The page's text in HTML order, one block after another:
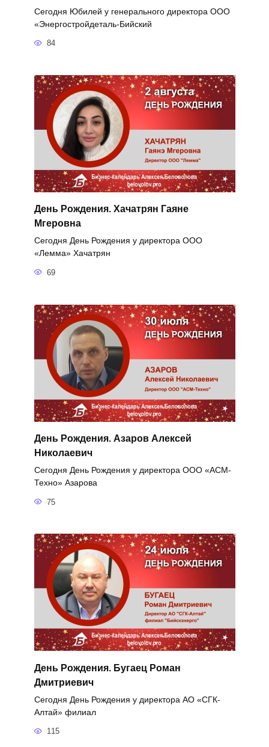
Сегодня Юбилей у генерального директора ООО
«Энергостройдеталь-Бийский
84
День Рождения. Хачатрян Гаяне
Мгеровна
Сегодня День Рождения у директора ООО
«Лемма» Хачатрян
69
День Рождения. Азаров Алексей
Николаевич
Сегодня День Рождения у директора ООО «АСМ-
Техно» Азарова
75
День Рождения. Бугаец Роман
Дмитриевич
Сегодня День Рождения у директора АО «СГК-
Алтай» филиал
115